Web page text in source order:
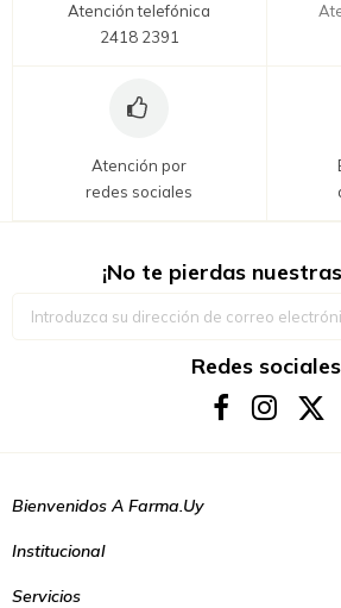
Atención telefónica
2418 2391
Atención por
redes sociales
¡No te pierdas
Redes sociales
Bienvenidos A Farma.uy
Institucional
Servicios